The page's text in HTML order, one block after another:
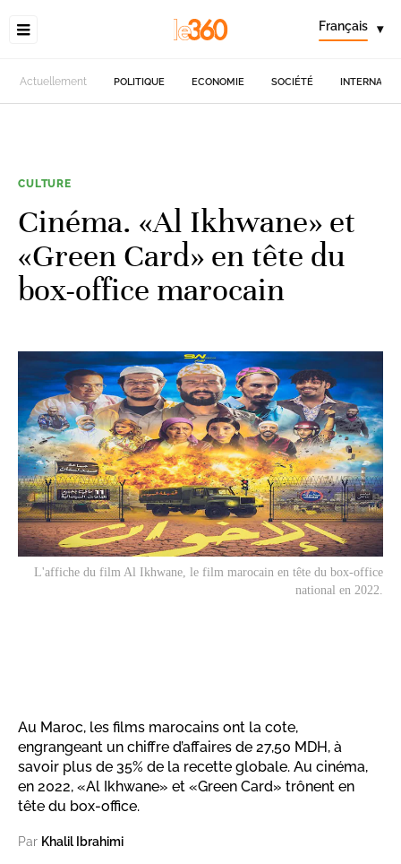
Français ▾
Actuellement POLITIQUE ECONOMIE SOCIÉTÉ
CULTURE
Cinéma. «Al Ikhwane» et
«Green Card» en tête du
box-office marocain
L'affiche du film Al Ikhwane, le film marocain en tête du box-office
national en 2022.
Au Maroc, les films marocains ont la cote,
engrangeant un chiffre d’affaires de 27,50 MDH, à
savoir plus de 35% de la recette globale. Au cinéma,
en 2022, «Al Ikhwane» et «Green Card» trônent en
tête du box-office.
Par Khalil Ibrahimi